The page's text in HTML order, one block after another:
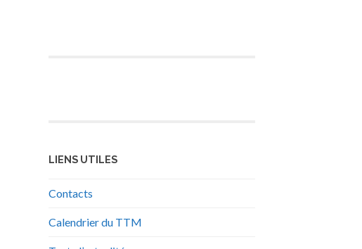
LIENS UTILES
Contacts
Calendrier du TTM